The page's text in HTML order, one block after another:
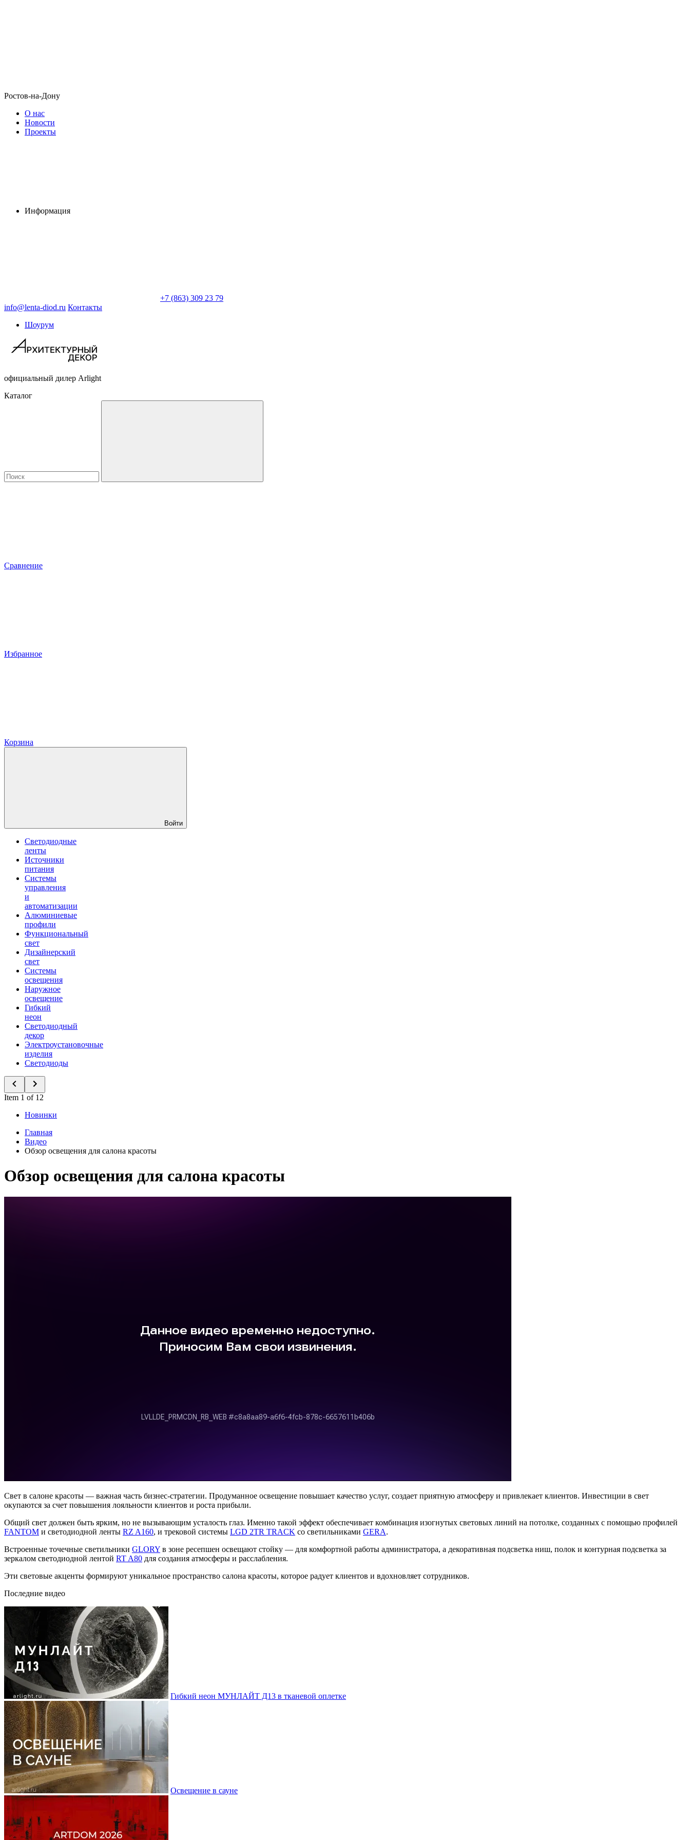
Ростов-на-Дону
О нас
Новости
Проекты
Информация
+7 (863) 309 23 79
info@lenta-diod.ru Контакты
Шоурум
официальный дилер Arlight
Каталог
Сравнение
Избранное
Корзина
Войти
Светодиодные
ленты
Источники
питания
Системы
управления
и
автоматизации
Алюминиевые
профили
Функциональный
свет
Дизайнерский
свет
Системы
освещения
Наружное
освещение
Гибкий
неон
Светодиодный
декор
Электроустановочные
изделия
Светодиоды
Item 1 of 12
Новинки
Главная
Видео
Обзор освещения для салона красоты
Обзор освещения для салона красоты
Свет в салоне красоты — важная часть бизнес-стратегии. Продуманное освещение повышает качество услуг, создает приятную атмосферу и привлекает клиентов. Инвестиции в свет
окупаются за счет повышения лояльности клиентов и роста прибыли.
Общий свет должен быть ярким, но не вызывающим усталость глаз. Именно такой эффект обеспечивает комбинация изогнутых световых линий на потолке, созданных с помощью профилей
FANTOM и светодиодной ленты RZ A160, и трековой системы LGD 2TR TRACK со светильниками GERA.
Встроенные точечные светильники GLORY в зоне ресепшен освещают стойку — для комфортной работы администратора, а декоративная подсветка ниш, полок и контурная подсветка за
зеркалом светодиодной лентой RT A80 для создания атмосферы и расслабления.
Эти световые акценты формируют уникальное пространство салона красоты, которое радует клиентов и вдохновляет сотрудников.
Последние видео
Гибкий неон МУНЛАЙТ Д13 в тканевой оплетке
Освещение в сауне